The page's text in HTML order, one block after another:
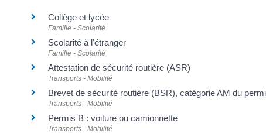
Collège et lycée
Famille - Scolarité
Scolarité à l'étranger
Famille - Scolarité
Attestation de sécurité routière (ASR)
Transports - Mobilité
Brevet de sécurité routière (BSR), catégorie AM du
Transports - Mobilité
Permis B : voiture ou camionnette
Transports - Mobilité